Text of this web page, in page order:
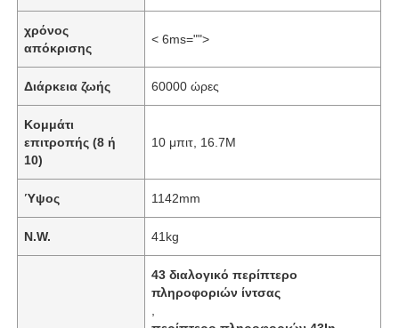
Αρχική Σελίδα
Προϊόντα
Βίντεο
χρόνος
απόκρισης
< 6ms="">
Διάρκεια ζωής 60000 ώρες
Κομμάτι
επιτροπής (8 ή
10)
10 μπιτ, 16.7M
Ύψος 1142mm
N.W. 41kg
43 διαλογικό περίπτερο
πληροφοριών ίντσας